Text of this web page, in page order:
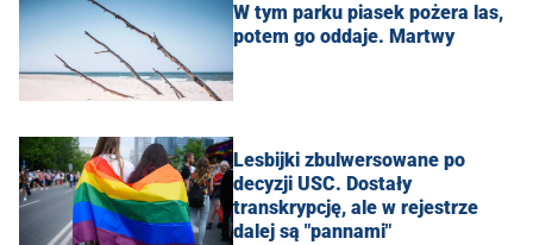
W tym parku piasek pożera las,
potem go oddaje. Martwy
Lesbijki zbulwersowane po
decyzji USC. Dostały
transkrypcję, ale w rejestrze
dalej są "pannami"